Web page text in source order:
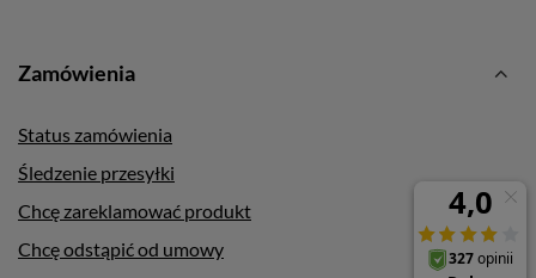
Zamówienia
Status zamówienia
Śledzenie przesyłki
Chcę zareklamować produkt
Chcę odstąpić od umowy